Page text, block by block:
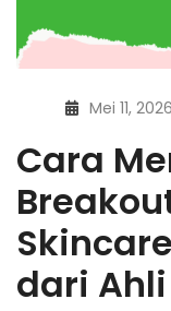
Mei 11, 2026
Cara
dari